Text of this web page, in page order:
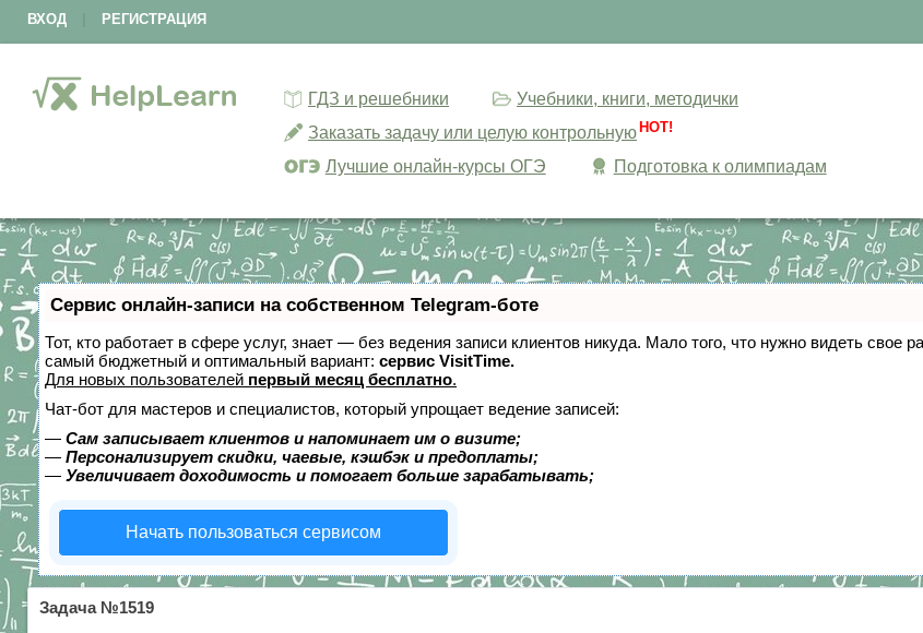
ВХОД РЕГИСТРАЦИЯ
ГДЗ и решебники
Учебники, книги, методички
Заказать задачу или целую контрольную HOT!
Лучшие онлайн-курсы ОГЭ Подготовка к олимпиадам
Сервис онлайн-записи на собственном Telegram-боте
Тот, кто работает в сфере услуг, знает — без ведения записи клиентов никуда. Мало того, что нужно видеть свое
самый бюджетный и оптимальный вариант: сервис VisitTime.
Для новых пользователей первый месяц бесплатно.
Чат-бот для мастеров и специалистов, который упрощает ведение записей:
— Сам записывает клиентов и напоминает им о визите;
— Персонализирует скидки, чаевые, кэшбэк и предоплаты;
— Увеличивает доходимость и помогает больше зарабатывать;
Начать пользоваться сервисом
Задача №1519